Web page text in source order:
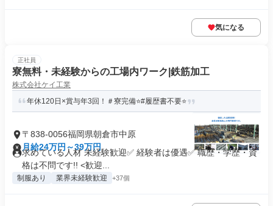
気になる
正社員
寮無料・未経験からの工場内ワーク|鉄筋加工
株式会社ケイ工業
年休120日×賞与年3回！＃寮完備⭐️#履歴書不要⭐️
〒838-0056福岡県朝倉市中原
月給24万円～39万円
求めている人材 未経験歓迎✅ 経験者は優遇✅ 職歴・学歴・資
格は不問です!! <歓迎...
制服あり 業界未経験歓迎 +37個